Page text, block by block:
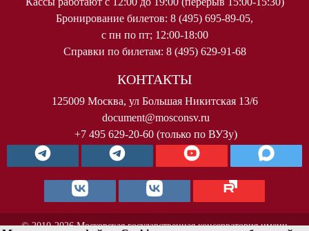
Бронирование билетов: 8 (495) 695-89-05,
с пн по пт; 12:00-18:00
Справки по билетам: 8 (495) 629-91-68
КОНТАКТЫ
125009 Москва, ул Большая Никитская 13/6
document@mosconsv.ru
+7 495 629-20-60 (только по ВУЗу)
© 2010-2026 Московская государственная консерватория имени